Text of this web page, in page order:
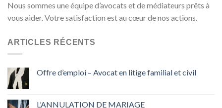
Nous sommes une équipe d’avocats et de médiateurs prêts à
vous aider. Votre satisfaction est au cœur de nos actions.
ARTICLES RÉCENTS
Offre d’emploi – Avocat en litige familial et civil
L’ANNULATION DE MARIAGE